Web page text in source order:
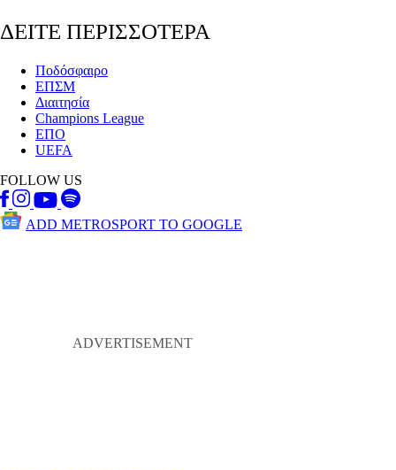
ΔΕΙΤΕ ΠΕΡΙΣΣΟΤΕΡΑ
Ποδόσφαιρο
ΕΠΣΜ
Διαιτησία
Champions League
ΕΠΟ
UEFA
FOLLOW US
ADD METROSPORT TO GOOGLE